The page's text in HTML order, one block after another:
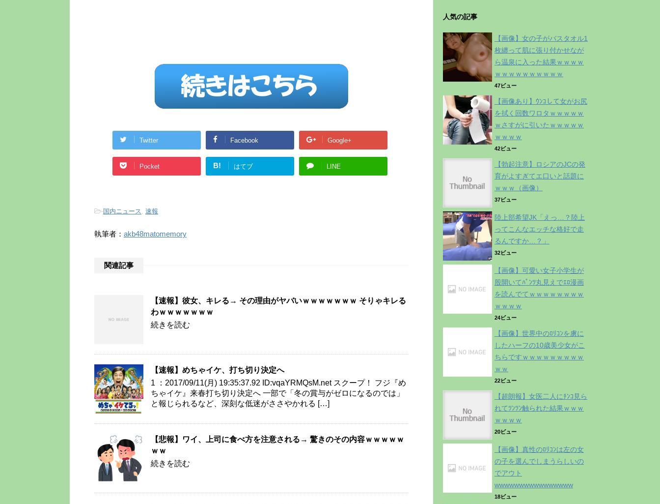
Twitter Facebook Google+
Pocket B! はてブ LINE
-国内ニュース, 速報
執筆者： akb48matomemory
関連記事
【速報】彼女、キレる→ その理由がヤバいｗｗｗｗｗｗｗ そりゃキレる
わｗｗｗｗｗｗｗ
続きを読む
【速報】めちゃイケ、打ち切り決定へ
1 ：2017/09/11(月) 19:35:37.92 ID:vqaYRMQsM.net スクープ！ フジ『め
ちゃイケ』来春打ち切り決定へ 一部で「冬の賞与がゼロになるのでは」
と報じられるなど、深刻な低迷がささやかれる […]
【悲報】ワイ、上司に食べ方を注意される→ 驚きのその内容ｗｗｗｗｗ
ｗｗ
続きを読む
人気の記事
【画像】女の子がバスタオル1
枚纏って肌に張り付かせなが
ら温泉に入った結果ｗｗｗｗ
ｗｗｗｗｗｗｗｗｗｗ
47ビュー
【画像あり】ｳﾝｺして女がお尻
を拭く回数ワロタｗｗｗｗｗ
ｗさすがに引いたｗｗｗｗｗ
ｗｗｗｗ
42ビュー
【勃起注意】ロシアのJCの発
育がよすぎてエ口いと話題に
ｗｗｗ（画像）
37ビュー
陸上部希望JK「えっ…？陸上
ってこんなエッチな格好で走
るんですか…？」
32ビュー
【画像】可愛い女子小学生が
股開いてﾊﾟﾝﾂ丸見えでｴﾛ漫画
を読んでてｗｗｗｗｗｗｗｗ
ｗｗｗｗ
24ビュー
【画像】世界中のﾛﾘｺﾝを虜に
したハーフの10歳美少女がこ
ちらですｗｗｗｗｗｗｗｗｗ
ｗｗ
22ビュー
【超朗報】女医二人にﾁﾝｺ見ら
れてﾂﾝﾂﾝ触られた結果ｗｗｗ
ｗｗｗｗ
20ビュー
【画像】真性のﾛﾘｺﾝは左の女
の子を選んでしまうらしいの
でアウト
wwwwwwwwwwwwwwww
18ビュー